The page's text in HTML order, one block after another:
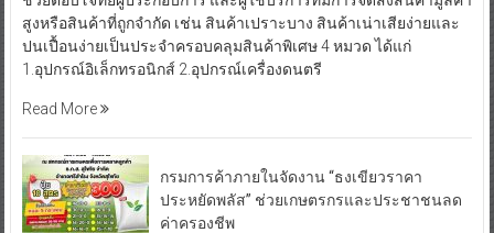
สูงหรือสินค้าที่ถูกจำกัด เช่น สินค้าเปราะบาง สินค้าเน่าเสียง่ายและ
ปนเปื้อนง่ายเป็นประจำครอบคลุมสินค้าพิเศษ 4 หมวด ได้แก่
1.อุปกรณ์อิเล็กทรอนิกส์ 2.อุปกรณ์เครื่องดนตรี
Read More
กรมการค้าภายในจัดงาน “ธงเขียวราคา
ประหยัดพลัส” ช่วยเกษตรกรและประชาชนลด
ค่าครองชีพ